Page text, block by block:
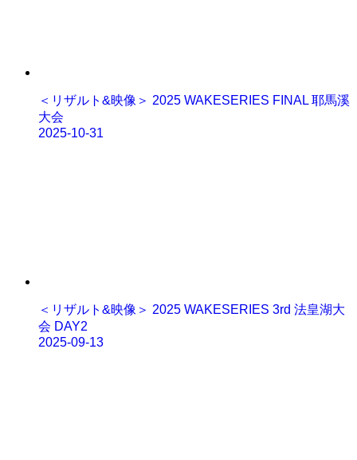
＜リザルト&映像＞ 2025 WAKESERIES FINAL 耶馬溪
大会
2025-10-31
＜リザルト&映像＞ 2025 WAKESERIES 3rd 法皇湖大
会 DAY2
2025-09-13